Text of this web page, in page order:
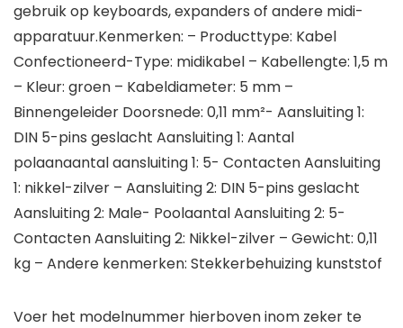
gebruik op keyboards, expanders of andere midi-
apparatuur.Kenmerken: – Producttype: Kabel
Confectioneerd-Type: midikabel – Kabellengte: 1,5 m
– Kleur: groen – Kabeldiameter: 5 mm –
Binnengeleider Doorsnede: 0,11 mm²- Aansluiting 1:
DIN 5-pins geslacht Aansluiting 1: Aantal
polaanaantal aansluiting 1: 5- Contacten Aansluiting
1: nikkel-zilver – Aansluiting 2: DIN 5-pins geslacht
Aansluiting 2: Male- Poolaantal Aansluiting 2: 5-
Contacten Aansluiting 2: Nikkel-zilver – Gewicht: 0,11
kg – Andere kenmerken: Stekkerbehuizing kunststof
Voer het modelnummer hierboven inom zeker te